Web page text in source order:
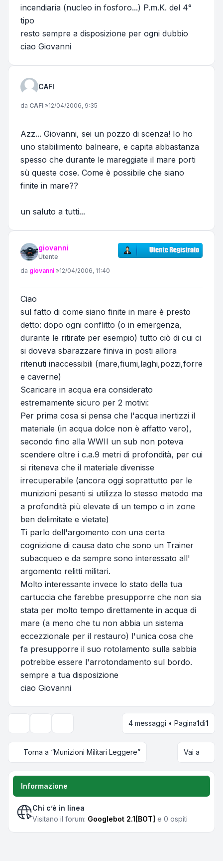
incendiaria (nucleo in fosforo...) P.m.K. del 4°
tipo
resto sempre a disposizione per ogni dubbio
ciao Giovanni
CAFI
Messaggio
da CAFI »12/04/2006, 9:35
Azz... Giovanni, sei un pozzo di scenza! Io ho
uno stabilimento balneare, e capita abbastanza
spesso che durante le mareggiate il mare porti
sù queste cose. Come è possibile che siano
finite in mare??
un saluto a tutti...
giovanni
Utente
Messaggio
da giovanni »12/04/2006, 11:40
Ciao
sul fatto di come siano finite in mare è presto
detto: dopo ogni conflitto (o in emergenza,
durante le ritirate per esempio) tutto ciò di cui ci
si doveva sbarazzare finiva in posti allora
ritenuti inaccessibili (mare,fiumi,laghi,pozzi,forre
e caverne)
Scaricare in acqua era considerato
estremamente sicuro per 2 motivi:
Per prima cosa si pensa che l'acqua inertizzi il
materiale (in acqua dolce non è affatto vero),
secondo fino alla WWII un sub non poteva
scendere oltre i c.a.9 metri di profondità, per cui
si riteneva che il materiale divenisse
irrecuperabile (ancora oggi soprattutto per le
munizioni pesanti si utilizza lo stesso metodo ma
a profondità più elevate di un tempo o in zone
ben delimitate e vietate)
Ti parlo dell'argomento con una certa
cognizione di causa dato che sono un Trainer
subacqueo e da sempre sono interessato all'
argomento relitti militari.
Molto interessante invece lo stato della tua
cartuccia che farebbe presupporre che non sia
stata per molto tempo direttamente in acqua di
mare (a meno che tu non abbia un sistema
eccezzionale per il restauro) l'unica cosa che
fa presupporre il suo rotolamento sulla sabbia
potrebbe essere l'arrotondamento sul bordo.
sempre a tua disposizione
ciao Giovanni
Opzioni di visualizzazione e ordinamento
4 messaggi • Pagina1di1
Torna a “Munizioni Militari Leggere” Vai a
Informazione
Chi c’è in linea
Visitano il forum: Googlebot 2.1[BOT] e 0 ospiti